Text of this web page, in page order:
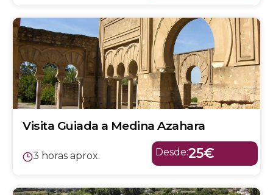
Visita Guiada a Medina Azahara
3 horas aprox. Desde:25€